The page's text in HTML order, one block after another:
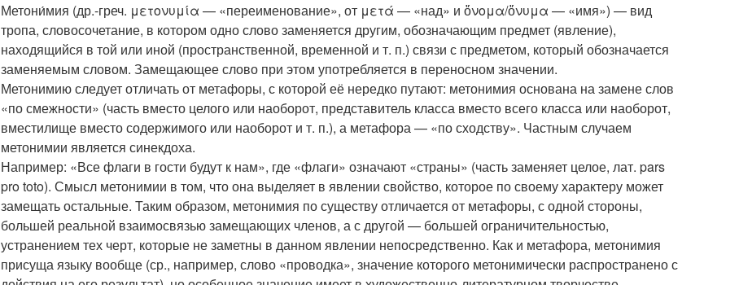
Метони́мия (др.-греч. μετονυμία — «переименование», от μετά — «над» и ὄνομα/ὄνυμα — «имя») — вид
тропа, словосочетание, в котором одно слово заменяется другим, обозначающим предмет (явление),
находящийся в той или иной (пространственной, временной и т. п.) связи с предметом, который обозначается
заменяемым словом. Замещающее слово при этом употребляется в переносном значении.
Метонимию следует отличать от метафоры, с которой её нередко путают: метонимия основана на замене слов
«по смежности» (часть вместо целого или наоборот, представитель класса вместо всего класса или наоборот,
вместилище вместо содержимого или наоборот и т. п.), а метафора — «по сходству». Частным случаем
метонимии является синекдоха.
Например: «Все флаги в гости будут к нам», где «флаги» означают «страны» (часть заменяет целое, лат. pars
pro toto). Смысл метонимии в том, что она выделяет в явлении свойство, которое по своему характеру может
замещать остальные. Таким образом, метонимия по существу отличается от метафоры, с одной стороны,
большей реальной взаимосвязью замещающих членов, а с другой — большей ограничительностью,
устранением тех черт, которые не заметны в данном явлении непосредственно. Как и метафора, метонимия
присуща языку вообще (ср., например, слово «проводка», значение которого метонимически распространено с